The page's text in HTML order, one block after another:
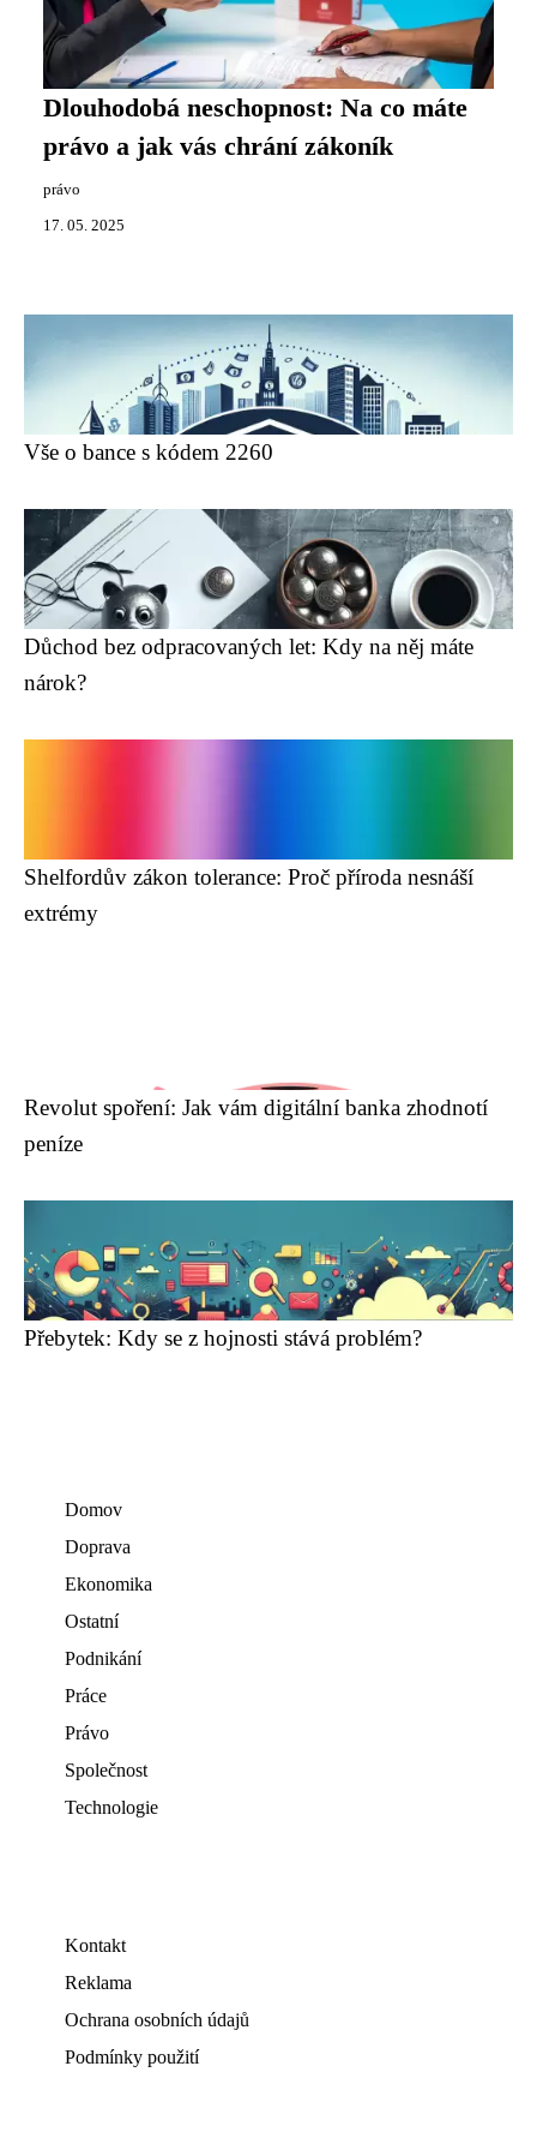
Dlouhodobá neschopnost: Na co máte
právo a jak vás chrání zákoník
právo
17. 05. 2025
Vše o bance s kódem 2260
Důchod bez odpracovaných let: Kdy na něj máte
nárok?
Shelfordův zákon tolerance: Proč příroda nesnáší
extrémy
Revolut spoření: Jak vám digitální banka zhodnotí
peníze
Přebytek: Kdy se z hojnosti stává problém?
Domov
Doprava
Ekonomika
Ostatní
Podnikání
Práce
Právo
Společnost
Technologie
Kontakt
Reklama
Ochrana osobních údajů
Podmínky použití